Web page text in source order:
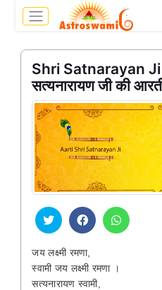
Shri Satnarayan
सत्यनारायण जी की
जय लक्ष्मी रमणा,
स्वामी जय लक्ष्मी रमणा ।
सत्यनारायण स्वामी,